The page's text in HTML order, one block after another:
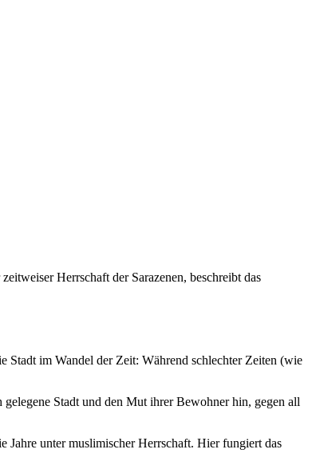
Herrschaft der Sarazenen, beschreibt das
im Wandel der Zeit: Während schlechter Zeiten (wie
Stadt und den Mut ihrer Bewohner hin, gegen all
Jahre unter muslimischer Herrschaft. Hier fungiert das